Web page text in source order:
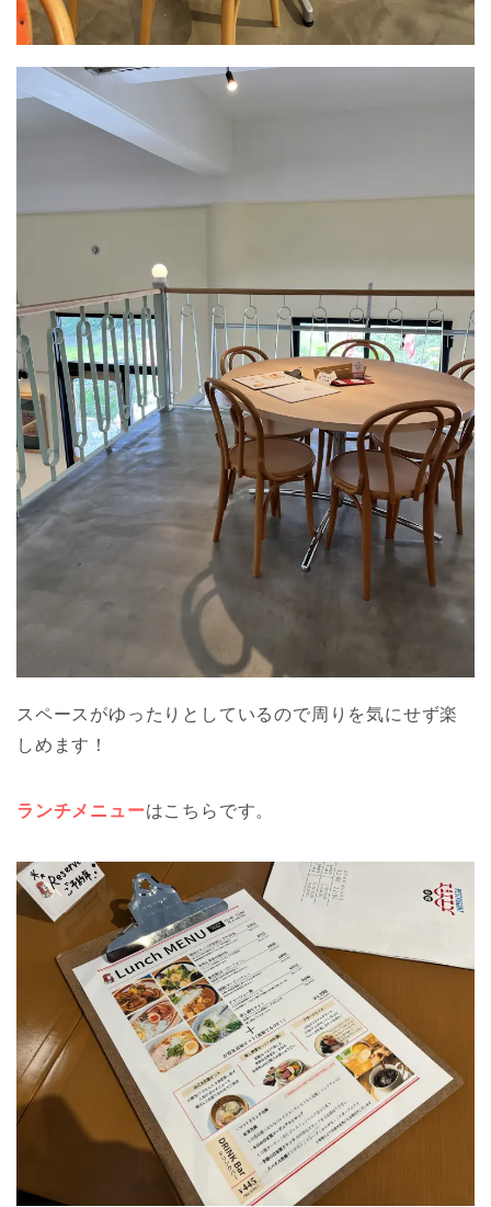
スペースがゆったりとしているので周りを気にせず楽
しめます！
ランチメニューはこちらです。